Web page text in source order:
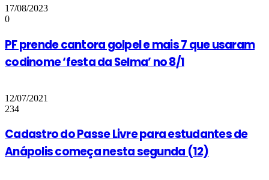
17/08/2023
0
PF prende cantora golpel e mais 7 que usaram
codinome ‘festa da Selma’ no 8/1
12/07/2021
234
Cadastro do Passe Livre para estudantes de
Anápolis começa nesta segunda (12)